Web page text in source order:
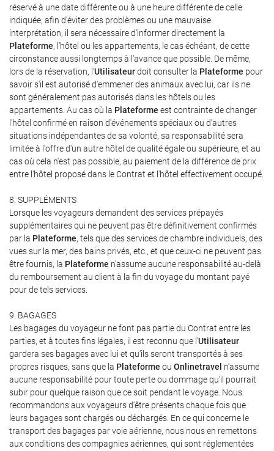
réservé à une date différente ou à une heure différente de celle
indiquée, afin d'éviter des problèmes ou une mauvaise
interprétation, il sera nécessaire d'informer directement la
Plateforme, l'hôtel ou les appartements, le cas échéant, de cette
circonstance aussi longtemps à l'avance que possible. De même,
lors de la réservation, l'Utilisateurdoit consulter la Plateforme pour
savoir s'il est autorisé d'emmener des animaux avec lui, car ils ne
sont généralement pas autorisés dans les hôtels ou les
appartements. Au cas où la Plateforme est contrainte de changer
l'hôtel confirmé en raison d'événements spéciaux ou d'autres
situations indépendantes de sa volonté, sa responsabilité sera
limitée à l'offre d'un autre hôtel de qualité égale ou supérieure, et au
cas où cela n'est pas possible, au paiement de la différence de prix
entre l'hôtel proposé dans le Contrat et l'hôtel effectivement occupé.
8. SUPPLÉMENTS
Lorsque les voyageurs demandent des services prépayés
supplémentaires qui ne peuvent pas être définitivement confirmés
par la Plateforme, tels que des services de chambre individuels, des
vues sur la mer, des bains privés, etc., et que ceux-ci ne peuvent pas
être fournis, la Plateforme n'assume aucune responsabilité au-delà
du remboursement au client à la fin du voyage du montant payé
pour de tels services.
9. BAGAGES
Les bagages du voyageur ne font pas partie du Contrat entre les
parties, et à toutes fins légales, il est reconnu que l'Utilisateur
gardera ses bagages avec lui et qu'ils seront transportés à ses
propres risques, sans que la Plateforme ou Onlinetravel n'assume
aucune responsabilité pour toute perte ou dommage qu'il pourrait
subir pour quelque raison que ce soit pendant le voyage. Nous
recommandons aux voyageurs d'être présents chaque fois que
leurs bagages sont chargés ou déchargés. En ce qui concerne le
transport des bagages par voie aérienne, nous nous en remettons
aux conditions des compagnies aériennes, qui sont réglementées